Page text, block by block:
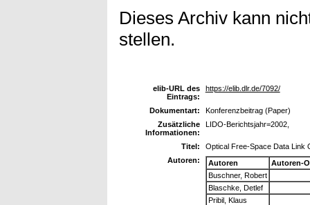
Dieses Archiv kann
stellen.
elib-URL des
Eintrags:
https://elib.dlr.de/7092/
Dokumentart:
Konferenzbeitrag (Paper)
Zusätzliche
Informationen:
LIDO-Berichtsjahr=2002,
Titel:
Optical Free-Space Data Link
Autoren:
Autoren
Autoren-
Buschner, Robert
Blaschke, Detlef
Pribil, Klaus